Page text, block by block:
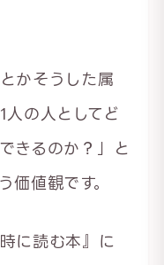
かそうした属
人の人としてど
きるのか？」と
価値観です。
に読む本』に